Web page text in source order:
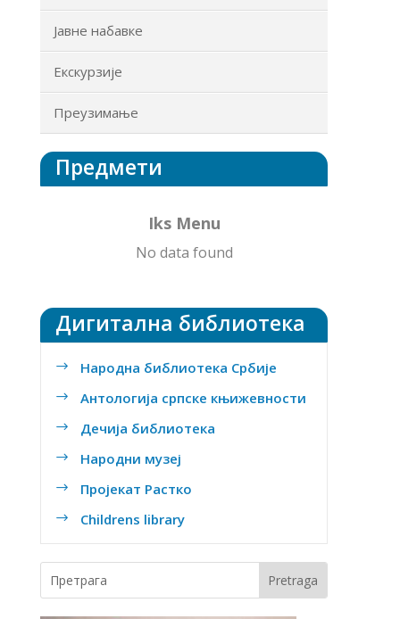
Јавне набавке
Екскурзије
Преузимање
Предмети
Iks Menu
No data found
Дигитална библиотека
$ Народна библиотека Србије
$ Антологија српске књижевности
$ Дечија библиотека
$ Народни музеј
$ Пројекат Растко
$ Childrens library